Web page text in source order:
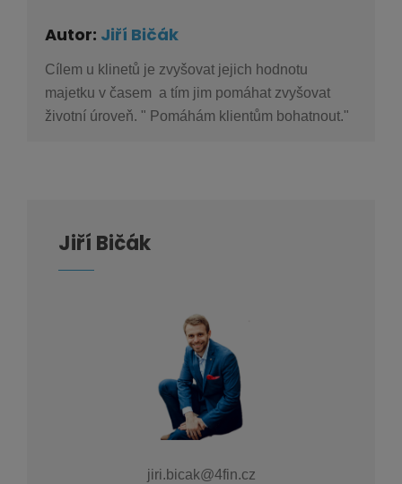
Autor: Jiří Bičák
Cílem u klinetů je zvyšovat jejich hodnotu
majetku v časem a tím jim pomáhat zvyšovat
životní úroveň. " Pomáhám klientům bohatnout."
Jiří Bičák
jiri.bicak@4fin.cz